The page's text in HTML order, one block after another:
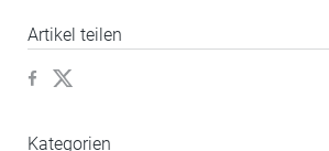
Artikel teilen
Kategorien